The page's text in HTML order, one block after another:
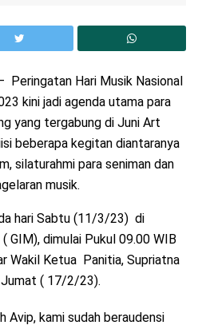
Peringatan Hari Musik Nasional
kini jadi agenda utama para
yang tergabung di Juni Art
beberapa kegitan diantaranya
silaturahmi para seniman dan
musik.
hari Sabtu (11/3/23) di
GIM), dimulai Pukul 09.00 WIB
Wakil Ketua Panitia, Supriatna
Jumat ( 17/2/23).
Avip, kami sudah beraudensi